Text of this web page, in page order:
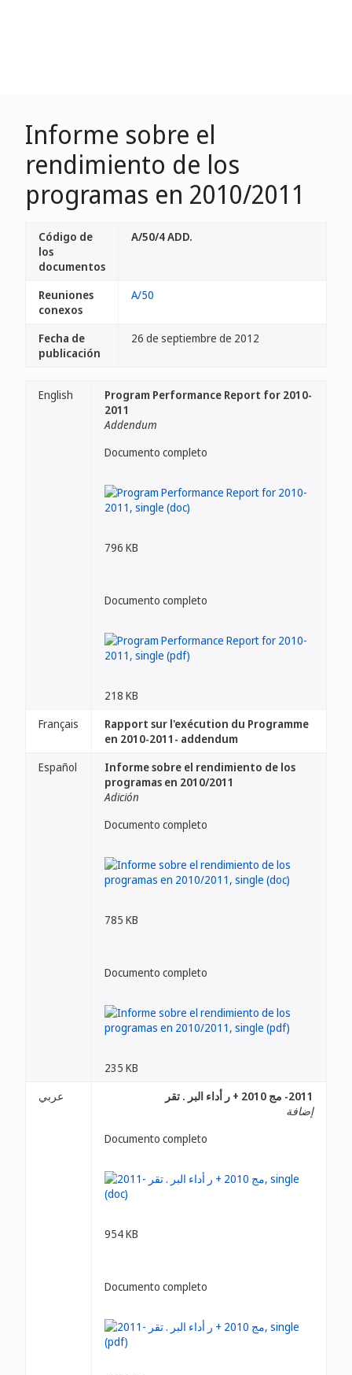
Informe sobre el
rendimiento de los
programas en 2010/2011
Código de
los
documentos
A/50/4 ADD.
Reuniones
conexos
A/50
Fecha de
publicación
26 de septiembre de 2012
English
Program Performance Report for 2010-
2011
Addendum
Documento completo
796 KB
Documento completo
218 KB
Français
Rapport sur l'exécution du Programme
en 2010-2011- addendum
Español
Informe sobre el rendimiento de los
programas en 2010/2011
Adición
Documento completo
785 KB
Documento completo
235 KB
عربي
2011- مج 2010 + ر أداء البر . تقر
إضافة
Documento completo
954 KB
Documento completo